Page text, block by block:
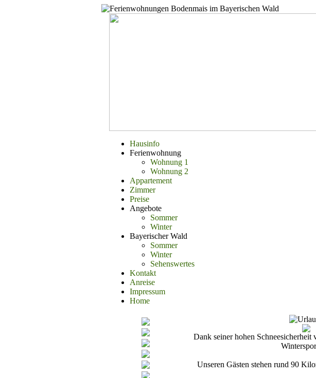
Hausinfo
Ferienwohnung
Wohnung 1
Wohnung 2
Appartement
Zimmer
Preise
Angebote
Sommer
Winter
Bayerischer Wald
Sommer
Winter
Sehenswertes
Kontakt
Anreise
Impressum
Home
Dank seiner hohen
Unseren Gästen stehen rund 90